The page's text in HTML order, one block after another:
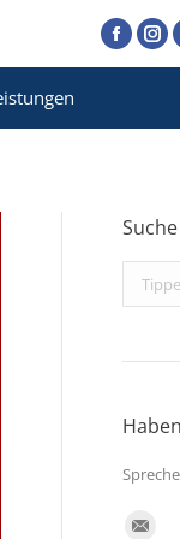
Suche
Search:
Finden